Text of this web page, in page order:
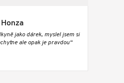
Honza
jako dárek, myslel jsem si
ale opak je pravdou“